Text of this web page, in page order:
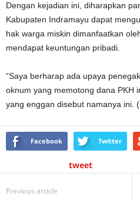
Dengan kejadian ini, diharapkan
Kabupaten Indramayu dapat
hak warga miskin dimanfaatkan
mendapat keuntungan pribadi.
“Saya berharap ada upaya
oknum yang memotong dana PKH
yang enggan disebut namanya ini.
Facebook Twitter
tweet
Previous article